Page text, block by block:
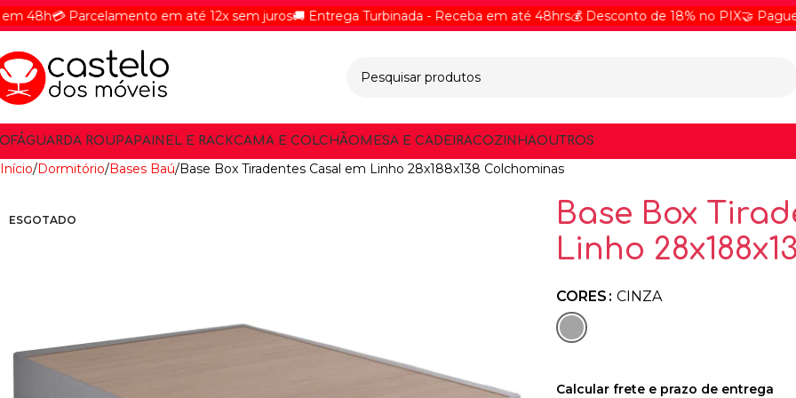
💳 Parcelamento em até 12x sem juros🚚 Entrega Turbinada - Receba em até 48hrs💰 Desconto de 18% no PIX 🤝 Pague
GUARDA ROUPA PAINEL E RACKCAMA E COLCHÃO MESA E CADEIRACOZINHAOUTROS
Início Dormitório Bases Baú Base Box Tiradentes Casal em Linho 28x188x138 Colchominas
ESGOTADO
Base Box
Linho
CORES CINZA
Calcular frete e prazo de entrega